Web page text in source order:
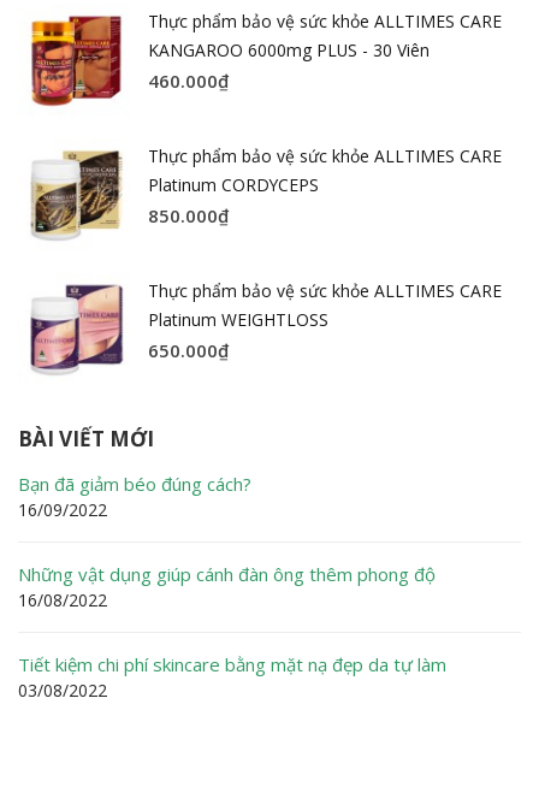
Thực phẩm bảo vệ sức khỏe ALLTIMES CARE
KANGAROO 6000mg PLUS - 30 Viên
460.000₫
Thực phẩm bảo vệ sức khỏe ALLTIMES CARE
Platinum CORDYCEPS
850.000₫
Thực phẩm bảo vệ sức khỏe ALLTIMES CARE
Platinum WEIGHTLOSS
650.000₫
BÀI VIẾT MỚI
Bạn đã giảm béo đúng cách?
16/09/2022
Những vật dụng giúp cánh đàn ông thêm phong độ
16/08/2022
Tiết kiệm chi phí skincare bằng mặt nạ đẹp da tự làm
03/08/2022